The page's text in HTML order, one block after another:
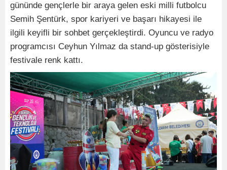
gününde gençlerle bir araya gelen eski milli futbolcu
Semih Şentürk, spor kariyeri ve başarı hikayesi ile
ilgili keyifli bir sohbet gerçekleştirdi. Oyuncu ve radyo
programcısı Ceyhun Yılmaz da stand-up gösterisiyle
festivale renk kattı.